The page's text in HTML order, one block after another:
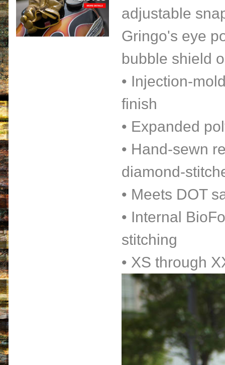
adjustable
Gringo's eye
bubble shield
• Injection-
finish
• Expanded
• Hand-sewn
diamond-
• Meets DOT
• Internal
stitching
• XS through